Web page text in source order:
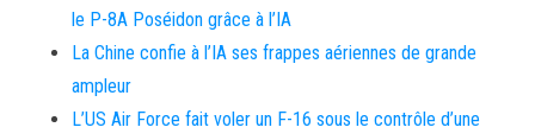
le P-8A Poséidon grâce à l’IA
La Chine confie à l’IA ses frappes aériennes de grande
ampleur
L’US Air Force fait voler un F-16 sous le contrôle d’une